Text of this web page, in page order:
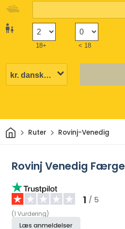
18+ < 18
HjemRuter Rovinj-Venedig
Rovinj Venedig Færge
1 / 5
(1 Vurdering)
Læs anmeldelser